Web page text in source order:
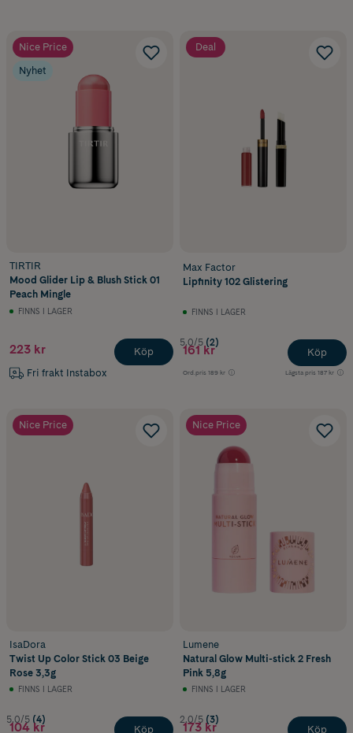
Nice Price
Nyhet
TIRTIR
Mood Glider Lip & Blush Stick 01
Peach Mingle
FINNS I LAGER
223 kr
Fri frakt Instabox
Köp
Deal
Max Factor
Lipfinity 102 Glistering
FINNS I LAGER
5.0/5 (2)
161 kr
Ord.pris 189 kr Lägsta pris 187 kr
Köp
Nice Price
IsaDora
Twist Up Color Stick 03 Beige
Rose 3,3g
FINNS I LAGER
5.0/5 (4)
104 kr Köp
Nice Price
Lumene
Natural Glow Multi-stick 2 Fresh
Pink 5,8g
FINNS I LAGER
2.0/5 (3)
173 kr Köp